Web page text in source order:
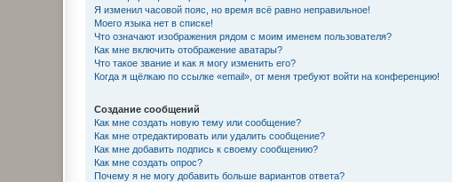
Я изменил часовой пояс, но время всё равно неправильное!
Моего языка нет в списке!
Что означают изображения рядом с моим именем пользователя?
Как мне включить отображение аватары?
Что такое звание и как я могу изменить его?
Когда я щёлкаю по ссылке «email», от меня требуют войти на конференцию!
Создание сообщений
Как мне создать новую тему или сообщение?
Как мне отредактировать или удалить сообщение?
Как мне добавить подпись к своему сообщению?
Как мне создать опрос?
Почему я не могу добавить больше вариантов ответа?